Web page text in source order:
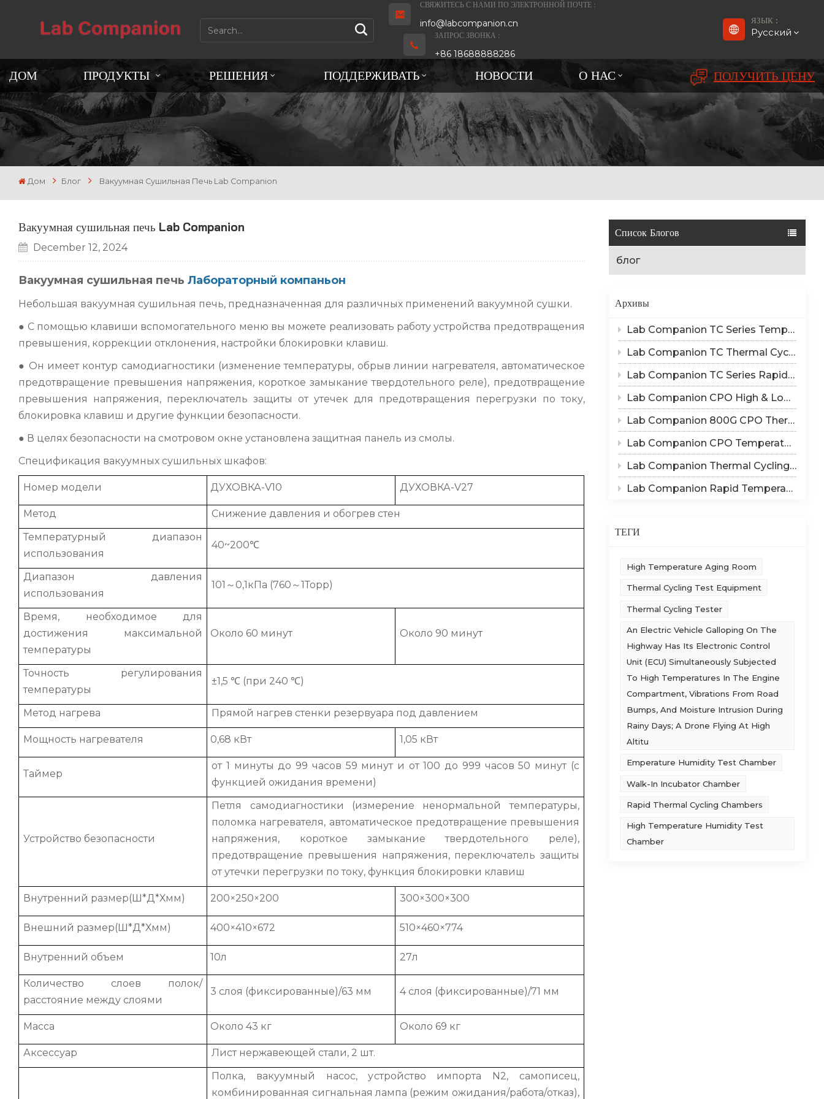
СВЯЖИТЕСЬ С НАМИ ПО ЭЛЕКТРОННОЙ ПОЧТЕ :
info@labcompanion.cn
ЗАПРОС ЗВОНКА :
+86 18688888286
ЯЗЫК :
Русский
Español
日本語
Tiếng Việt
中文
ДОМ ПРОДУКТЫ РЕШЕНИЯ ПОДДЕРЖИВАТЬ НОВОСТИ О НАС ПОЛУЧИТЬ ЦЕНУ
Дом Блог Вакуумная Сушильная Печь Lab Companion
Список Блогов
блог
Архивы
Lab Companion TC Series Temperature Cycling vs TS Series Thermal Shock Test Chamber – Application & Selection Guide
Lab Companion TC Thermal Cycle vs TS Thermal Shock Test: Mechanisms of Thermo-Mechanical Failure and Equipment Parameter Correlation
Lab Companion TC Series Rapid Temperature Change Chamber: 1℃/min~25℃/min | The Truth of CPO Thermal Cycling Rate
Lab Companion CPO High & Low Temperature Aging Chamber – Ultimate Solution for Silicon Photonics Long-Term Reliability Validation
Lab Companion 800G CPO Thermal Cycling Test Equipment — Reliable Solution for High-Speed Optical Device Qualification
Lab Companion CPO Temperature & Humidity Test Chambers: Reliable Environmental Testing Solutions for Co-packaged Optics Reliability Validation
Lab Companion Thermal Cycling Chamber for Optical Module Performance Testing
Lab Companion Rapid Temperature Change Test Chamber: Core Testing Equipment for 800G CPO Thermal Cycling Validation
ТЕГИ
High Temperature Aging Room
Thermal Cycling Test Equipment
Thermal Cycling Tester
An Electric Vehicle Galloping On The
Highway Has Its Electronic Control
Unit (ECU) Simultaneously Subjected
To High Temperatures In The Engine
Compartment, Vibrations From Road
Bumps, And Moisture Intrusion During
Rainy Days; A Drone Flying At High
Altitu
Emperature Humidity Test Chamber
Walk-In Incubator Chamber
Rapid Thermal Cycling Chambers
High Temperature Humidity Test
Chamber
Вакуумная сушильная печь Lab Companion
December 12, 2024
Вакуумная сушильная печь Лабораторный компаньон
Небольшая вакуумная сушильная печь, предназначенная для различных применений вакуумной сушки.
● С помощью клавиши вспомогательного меню вы можете реализовать работу устройства предотвращения
превышения, коррекции отклонения, настройки блокировки клавиш.
● Он имеет контур самодиагностики (изменение температуры, обрыв линии нагревателя, автоматическое
предотвращение превышения напряжения, короткое замыкание твердотельного реле), предотвращение
превышения напряжения, переключатель защиты от утечек для предотвращения перегрузки по току,
блокировка клавиш и другие функции безопасности.
● В целях безопасности на смотровом окне установлена защитная панель из смолы.
Спецификация вакуумных сушильных шкафов:
Номер модели ДУХОВКА-V10 ДУХОВКА-V27
Метод
Снижение давления и обогрев стен
Температурный диапазон
использования
40~200℃
Диапазон давления
использования
101～0,1кПа (760～1Торр)
Время, необходимое для
достижения максимальной
температуры
Около 60 минут Около 90 минут
Точность регулирования
температуры
±1,5 ℃ (при 240 ℃)
Метод нагрева Прямой нагрев стенки резервуара под давлением
Мощность нагревателя 0,68 кВт 1,05 кВт
Таймер
от 1 минуты до 99 часов 59 минут и от 100 до 999 часов 50 минут (с
функцией ожидания времени)
Устройство безопасности
Петля самодиагностики (измерение ненормальной температуры,
поломка нагревателя, автоматическое предотвращение превышения
напряжения, короткое замыкание твердотельного реле),
предотвращение превышения напряжения, переключатель защиты
от утечки перегрузки по току, функция блокировки клавиш
Внутренний размер(Ш*Д*Хмм) 200×250×200 300×300×300
Внешний размер(Ш*Д*Хмм) 400×410×672 510×460×774
Внутренний объем 10л 27л
Количество слоев полок/
расстояние между слоями
3 слоя (фиксированные)/63 мм 4 слоя (фиксированные)/71 мм
Масса Около 43 кг Около 69 кг
Аксессуар Лист нержавеющей стали, 2 шт.
Полка, вакуумный насос, устройство импорта N2, самописец,
комбинированная сигнальная лампа (режим ожидания/работа/отказ),